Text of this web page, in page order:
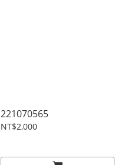
221070565
NT$2,000